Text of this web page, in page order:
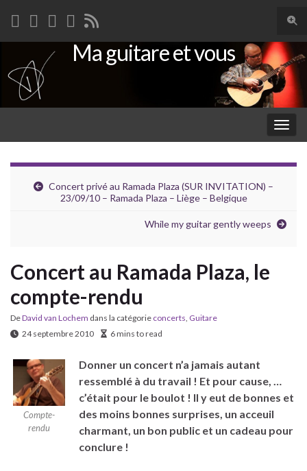
Search for:
Ma guitare et vous
Concert privé au Ramada Plaza (SUR INVITATION) –
23/09/10 – Ramada Plaza – Liège – Belgique
While my guitar gently weeps
Concert au Ramada Plaza, le
compte-rendu
DeDavid van Lochem dans la catégorie concerts Guitare
24 septembre 2010
6 mins to read
Compte-
rendu
Donner un concert n’a jamais autant
ressemblé à du travail ! Et pour cause, …
c’était pour le boulot ! Il y eut de bonnes et
des moins bonnes surprises, un acceuil
charmant, un bon public et un cadeau pour
conclure !